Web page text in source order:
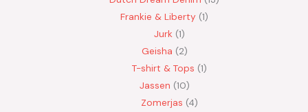
Frankie & Liberty 1
Jurk 1
Geisha 2
T-shirt & Tops 1
Jassen 10
Zomerjas 4